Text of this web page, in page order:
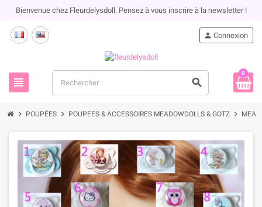
Bienvenue chez Fleurdelysdoll. Pensez à vous inscrire à la newsletter !
view_headline search
person Connexion
0
chevron_right POUPÉES chevron_right POUPEES & ACCESSOIRES MEADOWDOLLS & GOTZ chevron_right